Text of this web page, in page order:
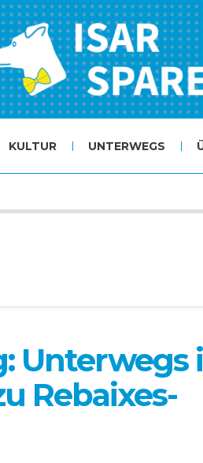
KULTUR UNTERWEGS
Unterwegs
Rebaixes-